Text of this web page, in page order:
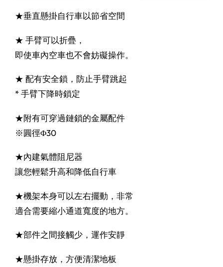
★垂直懸掛自行車以節省空間
★ 手臂可以折疊，
即使車內空車也不會妨礙操作。
★ 配有安全鎖，防止手臂跳起
* 手臂下降時鎖定
★附有可穿過鏈鎖的金屬配件
※圓徑Φ30
★內建氣體阻尼器
讓您輕鬆升高和降低自行車
★機架本身可以左右擺動，非常
適合需要縮小通道寬度的地方。
★部件之間接觸少，運作安靜
★懸掛存放，方便清潔地板